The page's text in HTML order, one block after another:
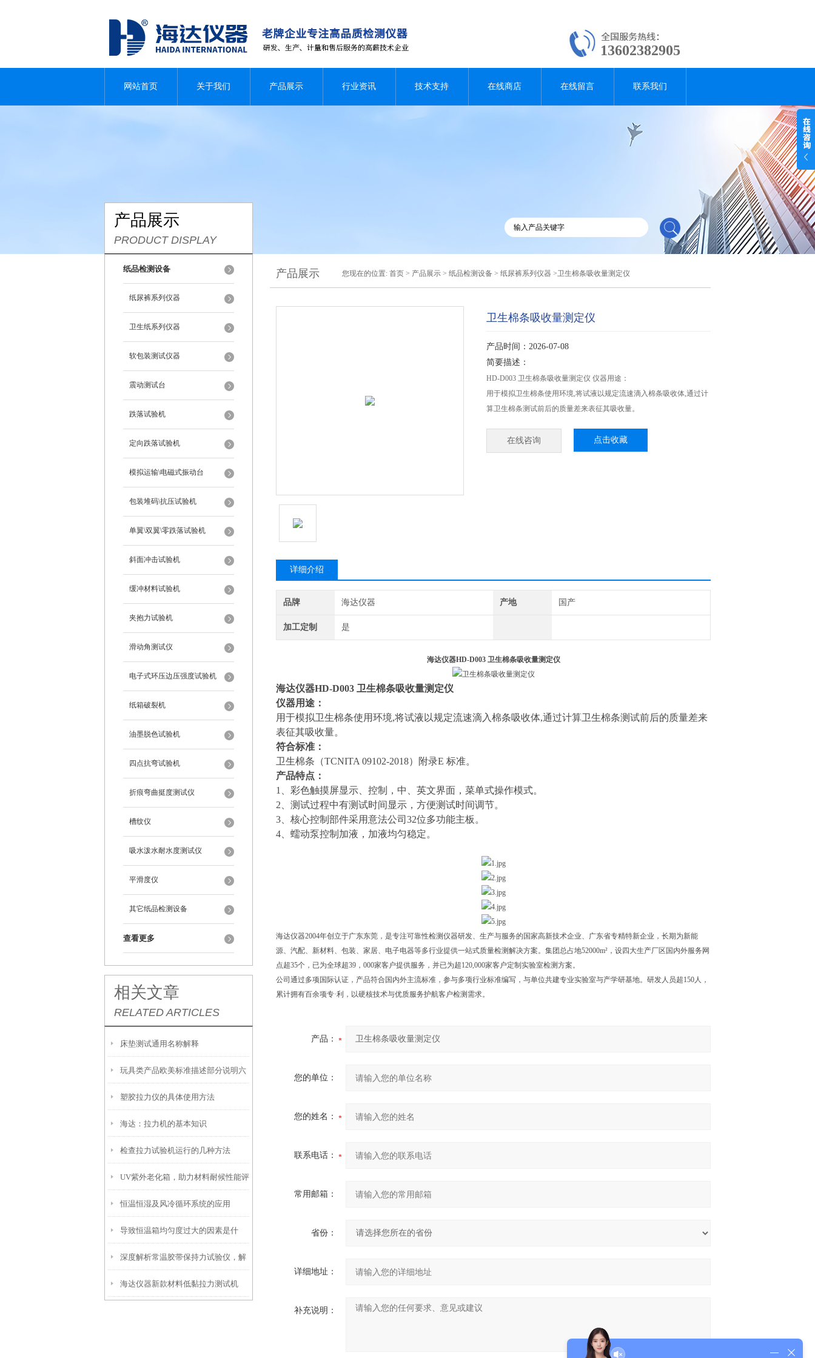
13602382905
网站首页 关于我们 产品展示 行业资讯 技术支持 在线商店 在线留言 联系我们
产品展示
PRODUCT DISPLAY
纸品检测设备
纸尿裤系列仪器
卫生纸系列仪器
软包装测试仪器
震动测试台
跌落试验机
定向跌落试验机
模拟运输\电磁式振动台
包装堆码\抗压试验机
单翼\双翼\零跌落试验机
斜面冲击试验机
缓冲材料试验机
夹抱力试验机
滑动角测试仪
电子式环压边压强度试验机
纸箱破裂机
油墨脱色试验机
四点抗弯试验机
折痕弯曲挺度测试仪
槽纹仪
吸水泼水耐水度测试仪
平滑度仪
其它纸品检测设备
查看更多
相关文章
RELATED ARTICLES
床垫测试通用名称解释
玩具类产品欧美标准描述部分说明六
塑胶拉力仪的具体使用方法
海达：拉力机的基本知识
检查拉力试验机运行的几种方法
UV紫外老化箱，助力材料耐候性能评
估
恒温恒湿及风冷循环系统的应用
导致恒温箱均匀度过大的因素是什
么?
深度解析常温胶带保持力试验仪，解
锁胶带性能新认知
海达仪器新款材料低黏拉力测试机
产品展示 您现在的位置: 首页 > 产品展示 > 纸品检测设备 > 纸尿裤系列仪器 >卫生棉条吸收量测定仪
卫生棉条吸收量测定仪
产品时间：2026-07-08
简要描述：
HD-D003 卫生棉条吸收量测定仪 仪器用途：
用于模拟卫生棉条使用环境,将试液以规定流速滴入棉条吸收体,通过计
算卫生棉条测试前后的质量差来表征其吸收量。
在线咨询 点击收藏
详细介绍
品牌 海达仪器 产地 国产
加工定制 是
海达仪器HD-D003 卫生棉条吸收量测定仪
海达仪器HD-D003 卫生棉条吸收量测定仪
仪器用途：
用于模拟卫生棉条使用环境,将试液以规定流速滴入棉条吸收体,通过计算卫生棉条测试前后的质量差来
表征其吸收量。
符合标准：
卫生棉条（TCNITA 09102-2018）附录E 标准。
产品特点：
1、彩色触摸屏显示、控制，中、英文界面，菜单式操作模式。
2、测试过程中有测试时间显示，方便测试时间调节。
3、核心控制部件采用意法公司32位多功能主板。
4、蠕动泵控制加液，加液均匀稳定。
海达仪器2004年创立于广东东莞，是专注可靠性检测仪器研发、生产与服务的国家高新技术企业、广东省专精特新企业，长期为新能
源、汽配、新材料、包装、家居、电子电器等多行业提供一站式质量检测解决方案。集团总占地52000m²，设四大生产厂区国内外服务网
点超35个，已为全球超39，000家客户提供服务，并已为超120,000家客户定制实验室检测方案。
公司通过多项国际认证，产品符合国内外主流标准，参与多项行业标准编写，与单位共建专业实验室与产学研基地。研发人员超150人，
累计拥有百余项专·利，以硬核技术与优质服务护航客户检测需求。
产品：
您的单位：
您的姓名：
联系电话：
常用邮箱：
省份：
详细地址：
补充说明：